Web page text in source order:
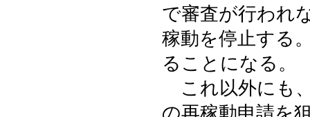
で審査が行われ
稼動を停止する
ることになる。
これ以外にも
の再稼動申請を